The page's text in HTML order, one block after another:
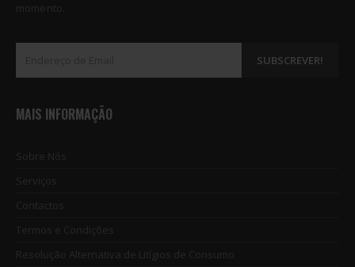
momento.
MAIS INFORMAÇÃO
Sobre Nós
Serviços
Contactos
Termos e Condições
Resolução Alternativa de Litígios de Consumo